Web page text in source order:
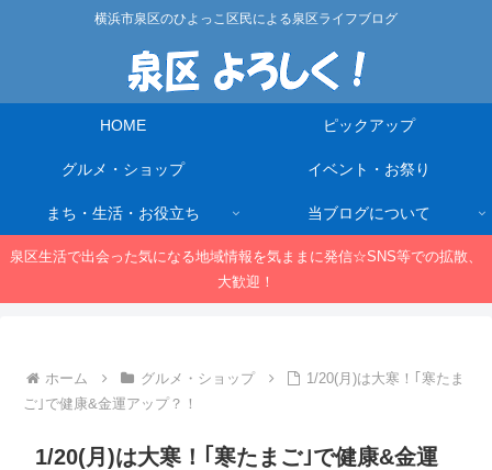
横浜市泉区のひよっこ区民による泉区ライフブログ
HOME ピックアップ
グルメ・ショップ イベント・お祭り
まち・生活・お役立ち 当ブログについて
泉区生活で出会った気になる地域情報を気ままに発信☆SNS等での拡散、
大歓迎！
ホーム グルメ・ショップ
1/20(月)は大寒！｢寒たま
ご｣で健康&金運アップ？！
1/20(月)は大寒！｢寒たまご｣で健康&金運